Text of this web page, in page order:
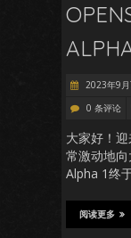
2023年9
0 条评论
大家好！
常激动地
Alpha 1终
阅读更多